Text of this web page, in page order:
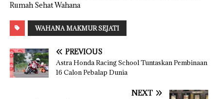
Rumah Sehat Wahana
WAHANA MAKMUR SEJATI
PREVIOUS
Astra Honda Racing School Tuntaskan Pembinaan
16 Calon Pebalap Dunia
NEXT